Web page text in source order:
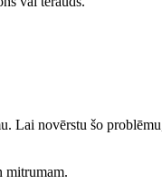
novērstu šo
mitrumam.